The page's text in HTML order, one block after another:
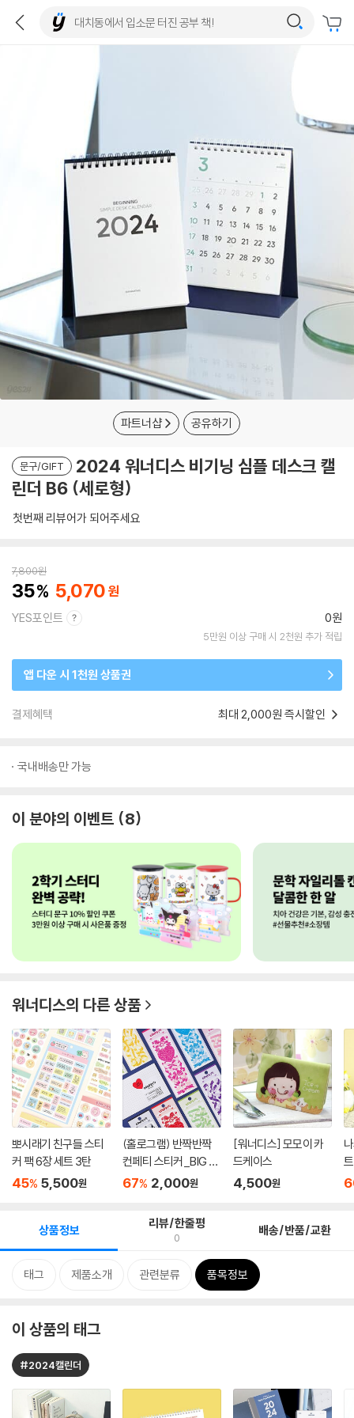
파트너샵 공유하기
문구/GIFT
2024 워너디스 비기닝 심플 데스크 캘
린더 B6 (세로형)
첫번째 리뷰어가 되어주세요
7,800원
35 5,070
YES포인트 0원
5만원 이상 구매 시 2천원 추가 적립
앱 다운 시 1천원 상품권
결제혜택 최대 2,000원 즉시할인
국내배송만 가능
이 분야의 이벤트 8
워너디스의 다른 상품
뽀시래기 친구들 스티
커 팩 6장 세트 3탄
45% 5,500원
(홀로그램) 반짝반짝
컨페티 스티커_BIG 컬
러세...
67% 2,000원
[워너디스] 모모이 카
드케이스
4,500원
상품정보 리뷰/한줄평
0 배송/반품/교환
태그 제품소개 관련분류 품목정보
이 상품의 태그
#2024캘린더